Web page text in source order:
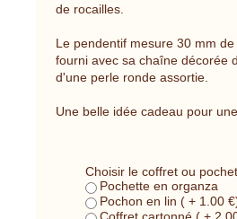
de rocailles.
Le pendentif mesure 30 mm
fourni avec sa chaîne décorée
d'une perle ronde assortie.
Une belle idée cadeau pour une
Choisir le coffret ou
Pochette en organza
Pochon en lin ( + 1.00
Coffret cartonné ( +